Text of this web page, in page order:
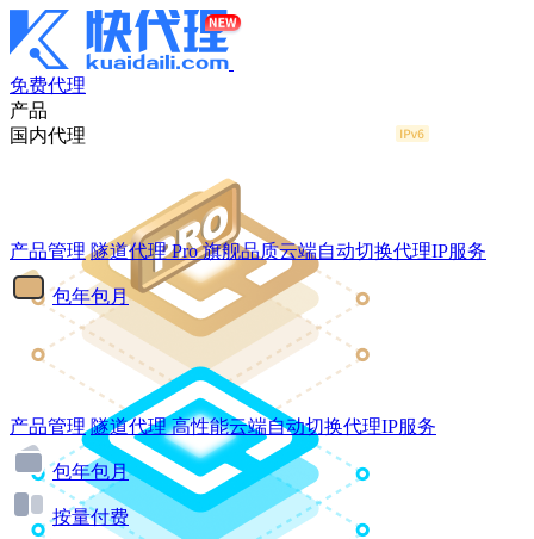
免费代理
产品
国内代理
产品管理 隧道代理Pro 旗舰品质云端自动切换代理IP服务
包年包月
产品管理 隧道代理 高性能云端自动切换代理IP服务
包年包月
按量付费